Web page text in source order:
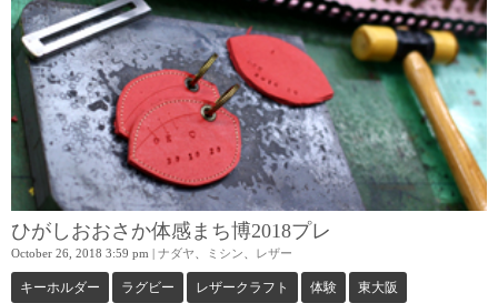
ひがしおおさか体感まち博2018プレ
October 26, 2018 3:59 pm ナダヤ ミシン レザー
キーホルダー ラグビー レザークラフト 体験 東大阪